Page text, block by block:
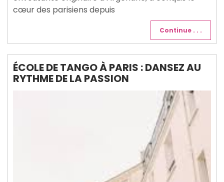
cœur des parisiens depuis
Continue . . .
ÉCOLE DE TANGO À PARIS : DANSEZ AU
RYTHME DE LA PASSION